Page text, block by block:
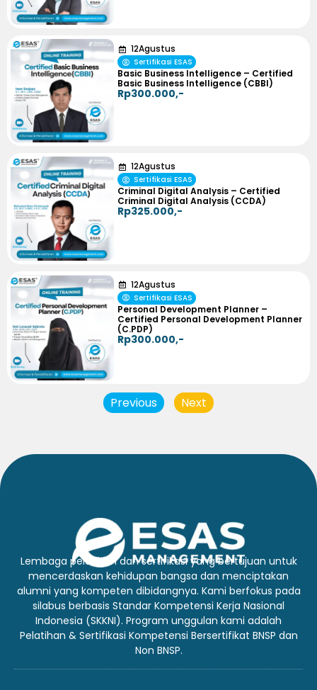
12Agustus
Sertifikasi ESAS
Basic Business Intelligence – Certified
Basic Business Intelligence (CBBI)
Rp300.000,-
12Agustus
Sertifikasi ESAS
Criminal Digital Analysis – Certified
Criminal Digital Analysis (CCDA)
Rp325.000,-
12Agustus
Sertifikasi ESAS
Personal Development Planner –
Certified Personal Development Planner
(C.PDP)
Rp300.000,-
Previous Next
Lembaga pelatihan dan sertifikasi yang bertujuan untuk
mencerdaskan kehidupan bangsa dan menciptakan
alumni yang kompeten dibidangnya. Kami berfokus pada
silabus berbasis Standar Kompetensi Kerja Nasional
Indonesia (SKKNI). Program unggulan kami adalah
Pelatihan & Sertifikasi Kompetensi Bersertifikat BNSP dan
Non BNSP.